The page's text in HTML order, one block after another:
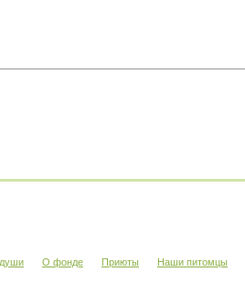
О фонде Приюты Наши питомцы